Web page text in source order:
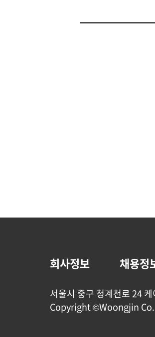
회사정보 채용정
서울시 중구 청계천로 24
Copyright ©Woongjin